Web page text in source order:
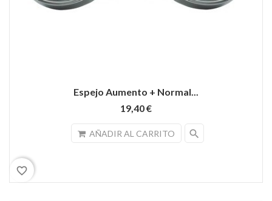
Espejo Aumento + Normal...
19,40 €
AÑADIR AL CARRITO search
favorite_border